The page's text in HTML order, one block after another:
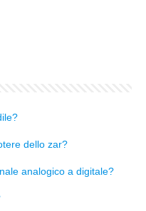
dello zar?
analogico a digitale?